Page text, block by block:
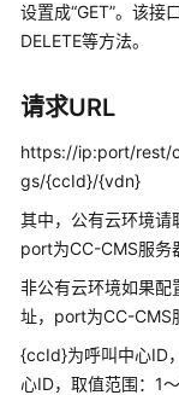
用
户
南
价
格
明
开
发
南
设置成“GET”。该接
DELETE等方法。
请求URL
https://ip:port/rest/
gs/{ccId}/{vdn}
其中，公有云环境请
port为CC-CMS服务
非公有云环境如果配
址，port为CC-CMS
{ccId}为呼叫中心ID
心ID，取值范围：1